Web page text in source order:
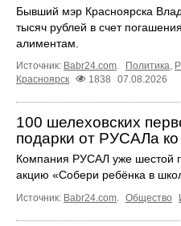
Бывший мэр Красноярска
тысяч рублей в счет
алиментам.
Источник: Babr24.com Политика
Красноярск
1838 07.08.2026
100 шелеховских
подарки от РУСАЛа
Компания РУСАЛ уже шестой
акцию «Собери ребёнка в
Источник: Babr24.com. Общество